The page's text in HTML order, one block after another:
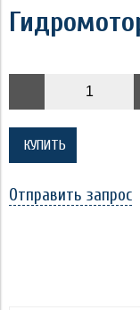
КУПИТЬ
Отправить запрос